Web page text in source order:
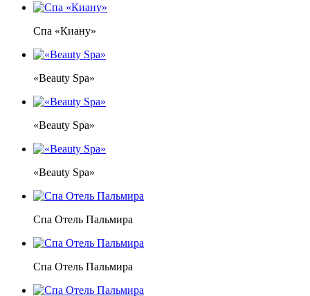
Спа «Киану»
«Beauty Spa»
«Beauty Spa»
«Beauty Spa»
Спа Отель Пальмира
Спа Отель Пальмира